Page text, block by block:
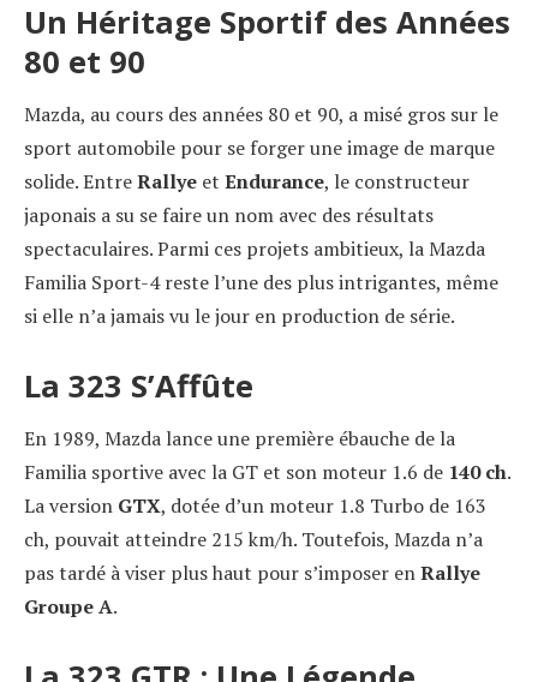
Un Héritage Sportif des Années
80 et 90
Mazda, au cours des années 80 et 90, a misé gros sur le
sport automobile pour se forger une image de marque
solide. EntreRallye et Endurance, le constructeur
japonais a su se faire un nom avec des résultats
spectaculaires. Parmi ces projets ambitieux, la Mazda
Familia Sport-4 reste l’une des plus intrigantes, même
si elle n’a jamais vu le jour en production de série.
La 323 S’Affûte
En 1989, Mazda lance une première ébauche de la
Familia sportive avec la GT et son moteur 1.6 de 140 ch.
La version GTX, dotée d’un moteur 1.8 Turbo de 163
ch, pouvait atteindre 215 km/h. Toutefois, Mazda n’a
pas tardé à viser plus haut pour s’imposer enRallye
Groupe A.